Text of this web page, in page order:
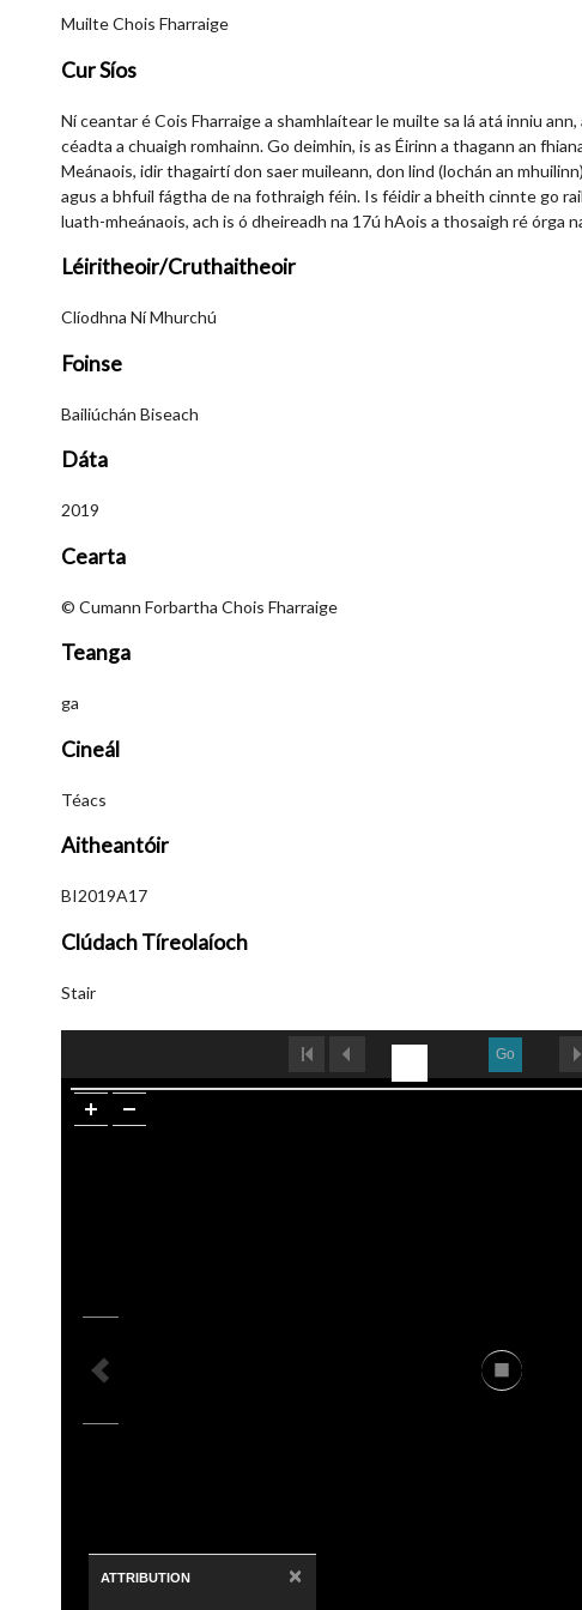
Muilte Chois Fharraige
Cur Síos
Ní ceantar é Cois Fharraige a shamhlaítear le muilte sa lá atá inniu
céadta a chuaigh romhainn. Go deimhin, is as Éirinn a thagann an
Meánaois, idir thagairtí don saer muileann, don lind (lochán an
agus a bhfuil fágtha de na fothraigh féin. Is féidir a bheith cinnte go
luath-mheánaois, ach is ó dheireadh na 17ú hAois a thosaigh ré órga
Léiritheoir/Cruthaitheoir
Clíodhna Ní Mhurchú
Foinse
Bailiúchán Biseach
Dáta
2019
Cearta
© Cumann Forbartha Chois Fharraige
Teanga
ga
Cineál
Téacs
Aitheantóir
BI2019A17
Clúdach Tíreolaíoch
Stair
Go
ATTRIBUTION ×